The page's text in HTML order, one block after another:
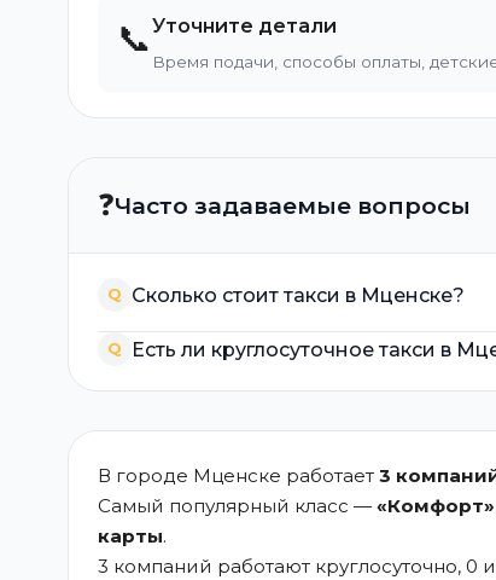
📞Уточните детали
Время подачи, способы оплаты,
❓Часто задаваемые вопросы
Q Сколько стоит такси в Мценске?
Q Есть ли круглосуточное такси в
В городе Мценске работает 3
Самый популярный класс —«Комфорт»
карты.
3 компаний работают круглосуточно,